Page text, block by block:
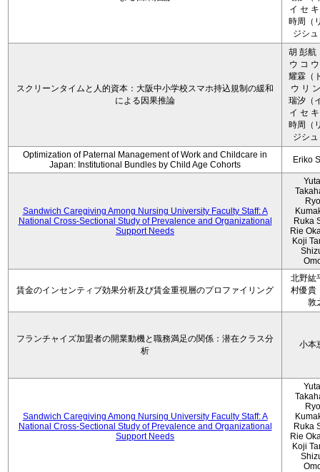
イ セ
時周（
ジシ
スクリーンタイムと人的資本：大阪中小学校スマホ持込規制の緩和
による因果推論
胡 彭航
ウ コ
耀霖（
ウ リ
瑞汐（
イ セ
時周（
ジシ
Optimization of Paternal Management of Work and Childcare in
Japan: Institutional Bundles by Child Age Cohorts
Eriko
Sandwich Caregiving Among Nursing University Faculty Staff: A
National Cross-Sectional Study of Prevalence and Organizational
Support Needs
Ruka
Rie
Koji
賃金のインセンティブ効果分析及び賃金重視層のプロファイリング
北野紘
村優貴
敦
フランチャイズ加盟者の開業動機と職務満足の関係：潜在クラス分
析
小本
Sandwich Caregiving Among Nursing University Faculty Staff: A
National Cross-Sectional Study of Prevalence and Organizational
Support Needs
Ruka
Rie
Koji